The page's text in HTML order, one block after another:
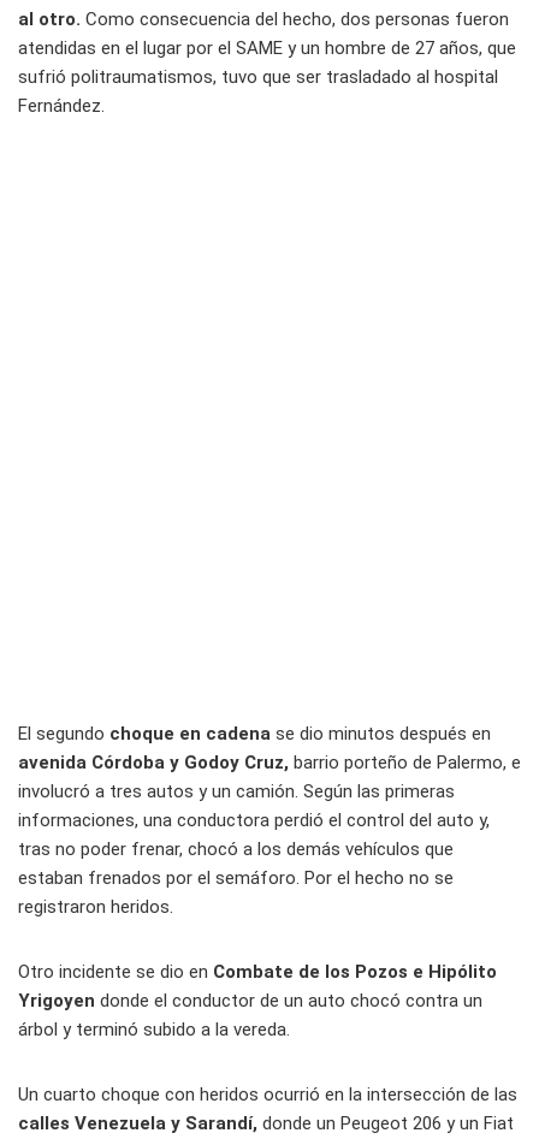
al otro. Como consecuencia del hecho, dos personas fueron
atendidas en el lugar por el SAME y un hombre de 27 años, que
sufrió politraumatismos, tuvo que ser trasladado al hospital
Fernández.
El segundo choque en cadena se dio minutos después en
avenida Córdoba y Godoy Cruz, barrio porteño de Palermo, e
involucró a tres autos y un camión. Según las primeras
informaciones, una conductora perdió el control del auto y,
tras no poder frenar, chocó a los demás vehículos que
estaban frenados por el semáforo. Por el hecho no se
registraron heridos.
Otro incidente se dio en Combate de los Pozos e Hipólito
Yrigoyen donde el conductor de un auto chocó contra un
árbol y terminó subido a la vereda.
Un cuarto choque con heridos ocurrió en la intersección de las
calles Venezuela y Sarandí, donde un Peugeot 206 y un Fiat